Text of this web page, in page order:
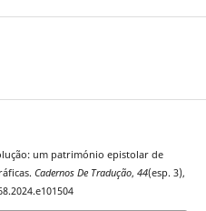
um património epistolar de
Cadernos De Tradução, 44(esp. 3),